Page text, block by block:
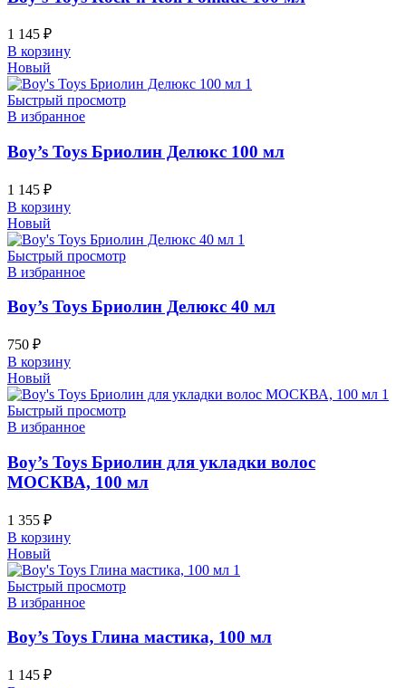
1 145 ₽
В корзину
Новый
Быстрый просмотр
В избранное
Boy’s Toys Бриолин Делюкс 100 мл
1 145 ₽
В корзину
Новый
Быстрый просмотр
В избранное
Boy’s Toys Бриолин Делюкс 40 мл
750 ₽
В корзину
Новый
Быстрый просмотр
В избранное
Boy’s Toys Бриолин для укладки волос
МОСКВА, 100 мл
1 355 ₽
В корзину
Новый
Быстрый просмотр
В избранное
Boy’s Toys Глина мастика, 100 мл
1 145 ₽